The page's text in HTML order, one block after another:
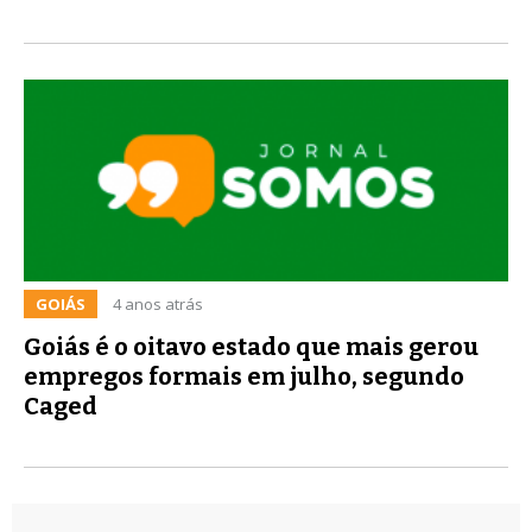
GOIÁS 4 anos atrás
Goiás é o oitavo estado que mais gerou
empregos formais em julho, segundo
Caged